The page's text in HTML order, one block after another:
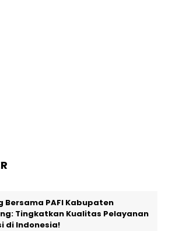
Bersama PAFI Kabupaten
Tingkatkan Kualitas Pelayanan
di Indonesia!